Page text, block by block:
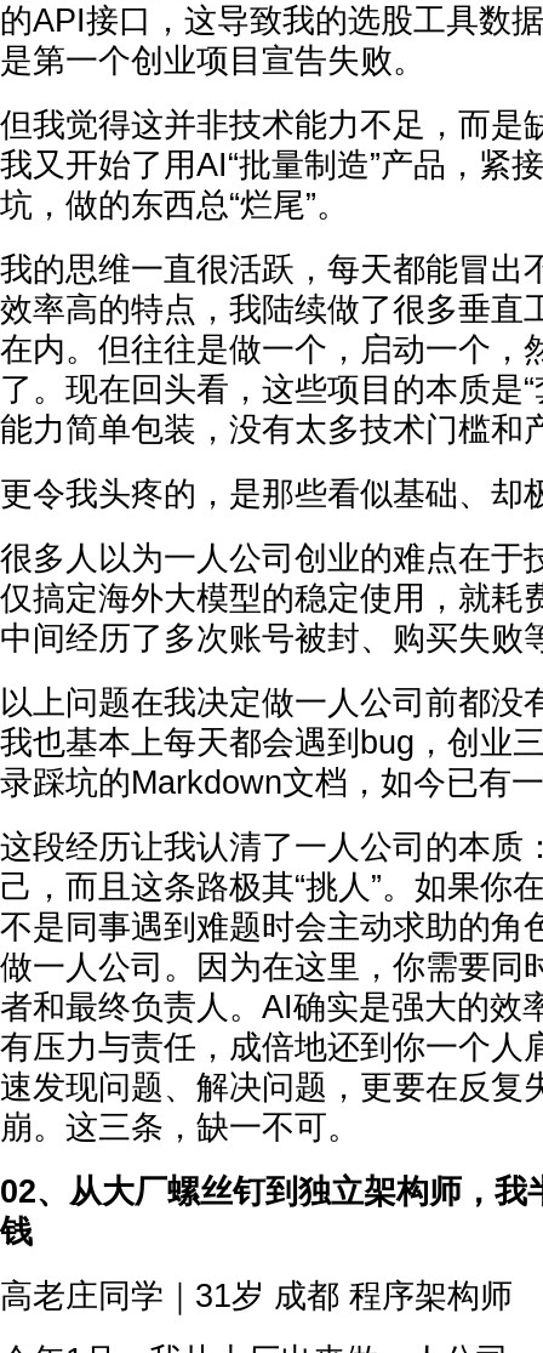
的API接口，这导致我的选股工具数
是第一个创业项目宣告失败。
但我觉得这并非技术能力不足，而是
我又开始了用AI“批量制造”产品，紧
坑，做的东西总“烂尾”。
我的思维一直很活跃，每天都能冒出
效率高的特点，我陆续做了很多垂直
在内。但往往是做一个，启动一个，
了。现在回头看，这些项目的本质是
能力简单包装，没有太多技术门槛和
更令我头疼的，是那些看似基础、却
很多人以为一人公司创业的难点在于
仅搞定海外大模型的稳定使用，就耗
中间经历了多次账号被封、购买失败
以上问题在我决定做一人公司前都没
我也基本上每天都会遇到bug，创业
录踩坑的Markdown文档，如今已有
这段经历让我认清了一人公司的本质
己，而且这条路极其“挑人”。如果你
不是同事遇到难题时会主动求助的角
做一人公司。因为在这里，你需要同
者和最终负责人。AI确实是强大的效
有压力与责任，成倍地还到你一个人
速发现问题、解决问题，更要在反复
崩。这三条，缺一不可。
02、从大厂螺丝钉到独立架构师，我
钱
高老庄同学｜31岁 成都 程序架构师